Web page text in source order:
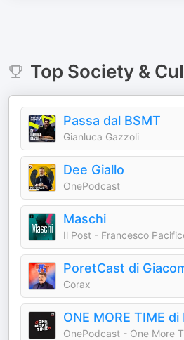
Top Society &
Passa dal BSMT
Gianluca Gazzoli
Dee Giallo
OnePodcast
Maschi
Il Post - Francesco
PoretCast di
Corax
ONE MORE TIME
OnePodcast - One More